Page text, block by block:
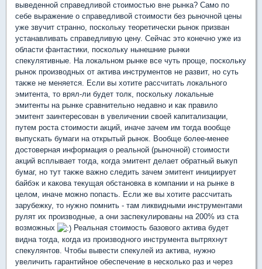
выведенной справедливой стоимостью вне рынка? Само по
себе выражение о справедливой стоимости без рыночной цены
уже звучит странно, поскольку теоретически рынок призван
устанавливать справедливую цену. Сейчас это конечно уже из
области фантастики, поскольку нынешние рынки
спекулятивные. На локальном рынке все чуть проще, поскольку
рынок производных от актива инструментов не развит, но суть
также не меняется. Если вы хотите рассчитать локального
эмитента, то врял-ли будет толк, поскольку локальные
эмитенты на рынке сравнительно недавно и как правило
эмитент заинтересован в увеличении своей капитализации,
путем роста стоимости акций, иначе зачем им тогда вообще
выпускать бумаги на открытый рынок. Вообще более-менее
достоверная информация о реальной (рыночной) стоимости
акций всплывает тогда, когда эмитент делает обратный выкуп
бумаг, но тут также важно следить зачем эмитент инициирует
байбэк и какова текущая обстановка в компании и на рынке в
целом, иначе можно попасть. Если же вы хотите рассчитать
зарубежку, то нужно помнить - там ликвидными инструментами
рулят их производные, а они заспекулированы на 200% из ста
возможных
Реальная стоимость базового актива будет
видна тогда, когда из производного инструмента вытряхнут
спекулянтов. Чтобы вывести спекулей из актива, нужно
увеличить гарантийное обеспечение в несколько раз и через